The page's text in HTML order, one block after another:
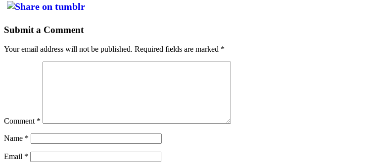
Submit a Comment
Your email address will not be published. Required fields are marked *
Comment *
Name *
Email *